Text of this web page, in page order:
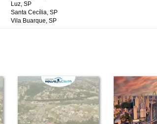
Luz, SP
Santa Cecília, SP
Vila Buarque, SP